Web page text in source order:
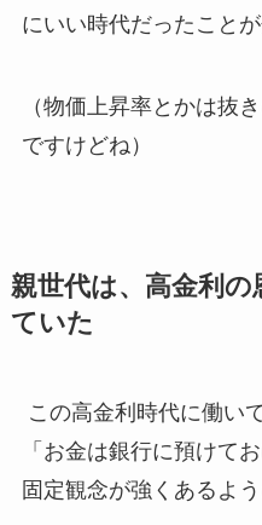
にいい時代だったことが
（物価上昇率とかは抜
ですけどね）
親世代は、高金利
ていた
この高金利時代に働い
「お金は銀行に預けて
固定観念が強くあるよう